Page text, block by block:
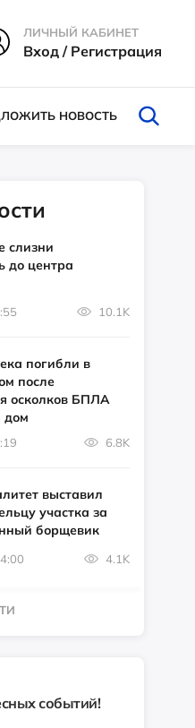
ЛИЧНЫЙ КАБИНЕТ
Вход / Регистрация
НОВОСТЬ
слизни
до центра
10.1K
погибли в
после
осколков БПЛА
дом
6.8K
выставил
участка за
борщевик
4.1K
событий!